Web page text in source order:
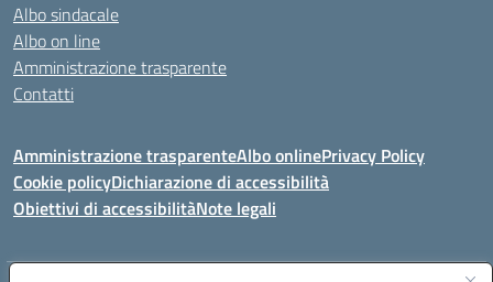
Albo sindacale
Albo on line
Amministrazione trasparente
Contatti
Amministrazione trasparenteAlbo onlinePrivacy Policy
Cookie policyDichiarazione di accessibilità
Obiettivi di accessibilitàNote legali